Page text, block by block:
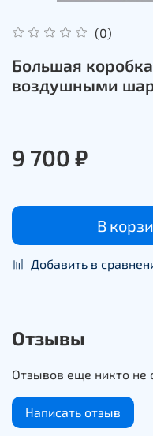
(0)
Большая
воздушными
9 700 ₽
В
Добавить в
Отзывы
Отзывов еще никто не
Написать отзыв